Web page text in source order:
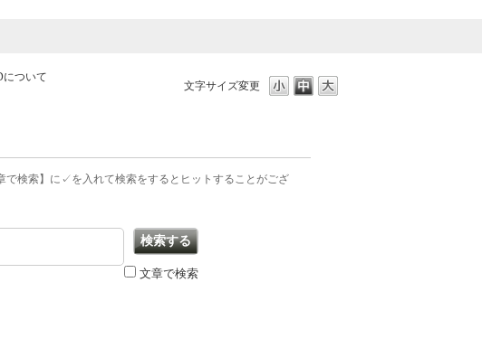
文字サイズ変更
について
で検索】に✓を入れて検索をするとヒットすることがござ
文章で検索